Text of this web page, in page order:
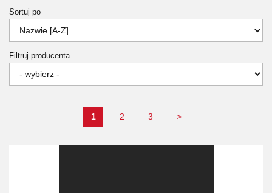
Sortuj po
Filtruj producenta
1 2 3 >